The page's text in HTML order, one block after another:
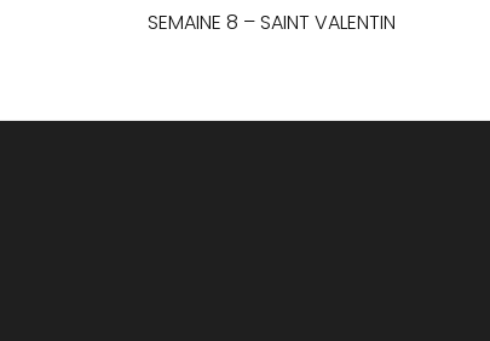
SEMAINE 8 – SAINT VALENTIN